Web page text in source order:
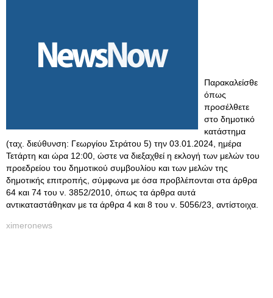
Παρακαλείσθε
όπως
προσέλθετε
στο δημοτικό
κατάστημα
(ταχ. διεύθυνση: Γεωργίου Στράτου 5) την 03.01.2024, ημέρα
Τετάρτη και ώρα 12:00, ώστε να διεξαχθεί η εκλογή των μελών του
προεδρείου του δημοτικού συμβουλίου και των μελών της
δημοτικής επιτροπής, σύμφωνα με όσα προβλέπονται στα άρθρα
64 και 74 του ν. 3852/2010, όπως τα άρθρα αυτά
αντικαταστάθηκαν με τα άρθρα 4 και 8 του ν. 5056/23, αντίστοιχα.
ximeronews